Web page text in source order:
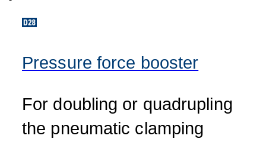
Pressure force booster
For doubling or quadrupling
the pneumatic clamping